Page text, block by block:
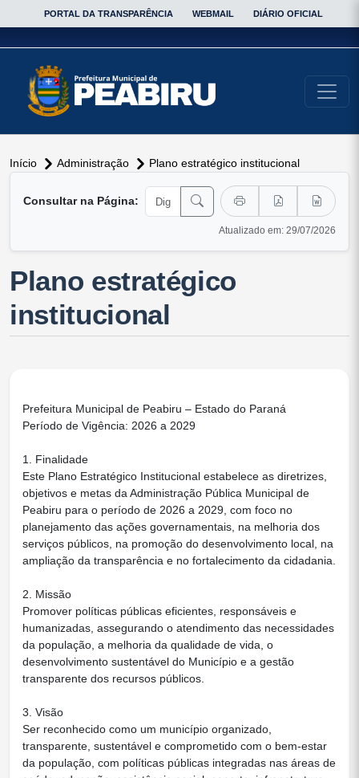
PORTAL DA TRANSPARÊNCIA WEBMAIL DIÁRIO OFICIAL
Início Administração Plano estratégico institucional
Consultar na Página:
Atualizado em: 29/07/2026
Plano estratégico
institucional
Prefeitura Municipal de Peabiru – Estado do Paraná
Período de Vigência: 2026 a 2029
1. Finalidade
Este Plano Estratégico Institucional estabelece as diretrizes,
objetivos e metas da Administração Pública Municipal de
Peabiru para o período de 2026 a 2029, com foco no
planejamento das ações governamentais, na melhoria dos
serviços públicos, na promoção do desenvolvimento local, na
ampliação da transparência e no fortalecimento da cidadania.
2. Missão
Promover políticas públicas eficientes, responsáveis e
humanizadas, assegurando o atendimento das necessidades
da população, a melhoria da qualidade de vida, o
desenvolvimento sustentável do Município e a gestão
transparente dos recursos públicos.
3. Visão
Ser reconhecido como um município organizado,
transparente, sustentável e comprometido com o bem-estar
da população, com políticas públicas integradas nas áreas de